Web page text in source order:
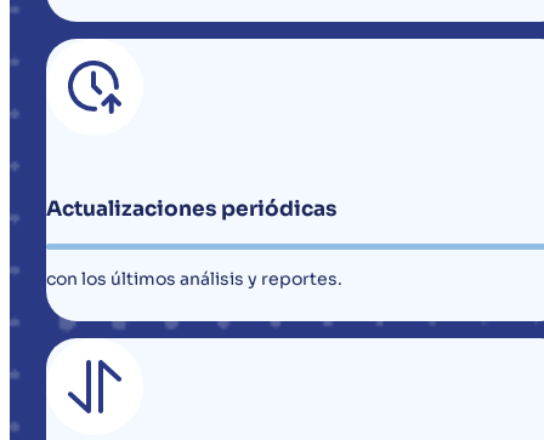
Actualizaciones periódicas
con los últimos análisis y reportes.